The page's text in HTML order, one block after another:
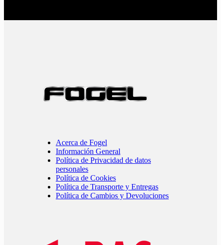
Acerca de Fogel
Información General
Política de Privacidad de datos
personales
Política de Cookies
Política de Transporte y Entregas
Política de Cambios y Devoluciones